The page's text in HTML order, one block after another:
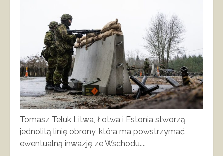
Tomasz Teluk Litwa, Łotwa i Estonia stworzą
jednolitą linię obrony, która ma powstrzymać
ewentualną inwazję ze Wschodu....